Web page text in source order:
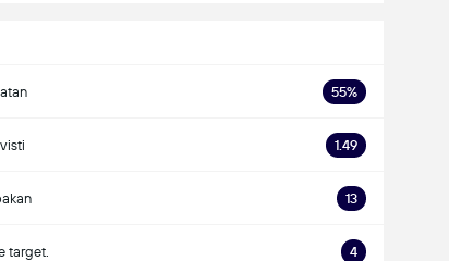
55%
1.49
13
target. 4